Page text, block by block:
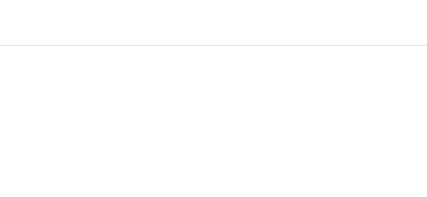
داخلنا، ما الذي يحدث؟